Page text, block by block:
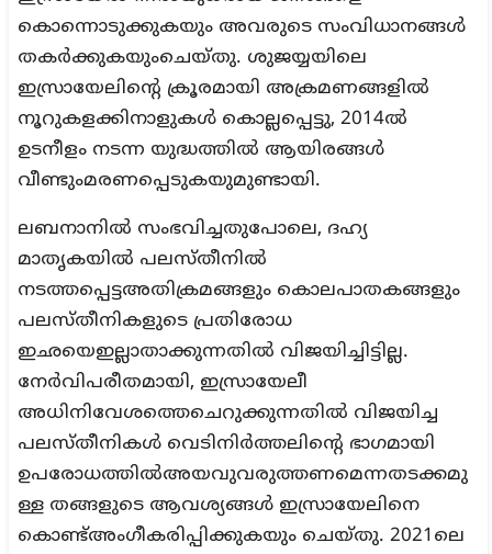
കൊന്നൊടുക്കുകയും അവരുടെ സംവിധാനങ്ങള്‍
തകര്‍ക്കുകയുംചെയ്തു. ശുജയ്യയിലെ
ഇസ്രായേലിന്റെ ക്രൂരമായി അക്രമണങ്ങളില്‍
നൂറുകളക്കിനാളുകള്‍ കൊല്ലപ്പെട്ടു, 2014ൽ
ഉടനീളം നടന്ന യുദ്ധത്തില്‍ ആയിരങ്ങള്‍
വീണ്ടുംമരണപ്പെടുകയുമുണ്ടായി.
ലബനാനില്‍ സംഭവിച്ചതുപോലെ, ദഹ്യ
മാതൃകയില്‍ പലസ്തീനില്‍
നടത്തപ്പെട്ടഅതിക്രമങ്ങളും കൊലപാതകങ്ങളും
പലസ്തീനികളുടെ പ്രതിരോധ
ഇഛയെഇല്ലാതാക്കുന്നതില്‍ വിജയിച്ചിട്ടില്ല.
നേര്‍വിപരീതമായി, ഇസ്രായേലീ
അധിനിവേശത്തെചെറുക്കുന്നതില്‍ വിജയിച്ച
പലസ്തീനികള്‍ വെടിനിര്‍ത്തലിന്റെ ഭാഗമായി
ഉപരോധത്തില്‍അയവുവരുത്തണമെന്നതടക്കമു
ള്ള തങ്ങളുടെ ആവശ്യങ്ങള്‍ ഇസ്രായേലിനെ
കൊണ്ട്അംഗീകരിപ്പിക്കുകയും ചെയ്തു. 2021ലെ